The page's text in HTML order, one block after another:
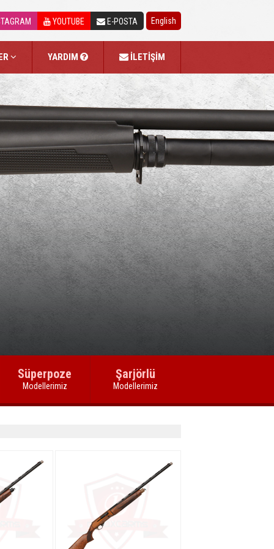
YOUTUBE E-POSTA English
YARDIM İLETİŞİM
Alaşım
Süperpoze
Modellerimiz
Şarjörlü
Modellerimiz